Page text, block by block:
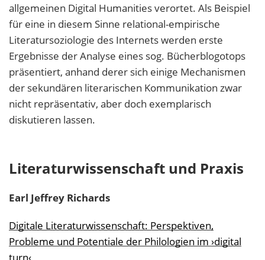
allgemeinen Digital Humanities verortet. Als Beispiel
für eine in diesem Sinne relational-empirische
Literatursoziologie des Internets werden erste
Ergebnisse der Analyse eines sog. Bücherblogotops
präsentiert, anhand derer sich einige Mechanismen
der sekundären literarischen Kommunikation zwar
nicht repräsentativ, aber doch exemplarisch
diskutieren lassen.
Literaturwissenschaft und Praxis
Earl Jeffrey Richards
Digitale Literaturwissenschaft: Perspektiven,
Probleme und Potentiale der Philologien im ›digital
turn‹